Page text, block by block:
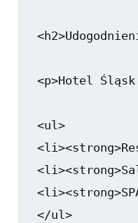
<p>Hotel
<ul>
</ul>